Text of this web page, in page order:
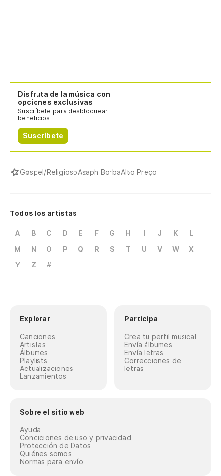
Disfruta de la música con
opciones exclusivas
Suscríbete para desbloquear
beneficios.
Suscríbete
Gospel/ReligiosoAsaph BorbaAlto Preço
Todos los artistas
A B C D E F G H I J K
L
M
N O P Q R S T U V W
X
Y
Z #
Explorar
Canciones
Artistas
Álbumes
Playlists
Actualizaciones
Lanzamientos
Participa
Crea tu perfil musical
Envía álbumes
Envía letras
Correcciones de
letras
Sobre el sitio web
Ayuda
Condiciones de uso y privacidad
Protección de Datos
Quiénes somos
Normas para envío